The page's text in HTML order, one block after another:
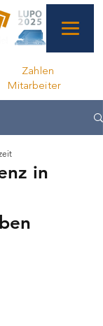
Zahlen
Mitarbeiter
in